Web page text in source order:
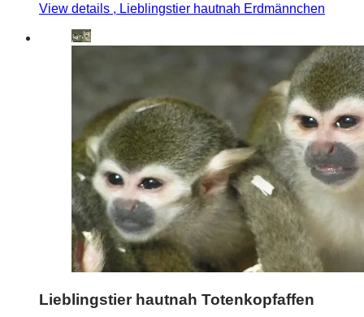
View details , Lieblingstier hautnah Erdmännchen
Lieblingstier hautnah Totenkopfaffen